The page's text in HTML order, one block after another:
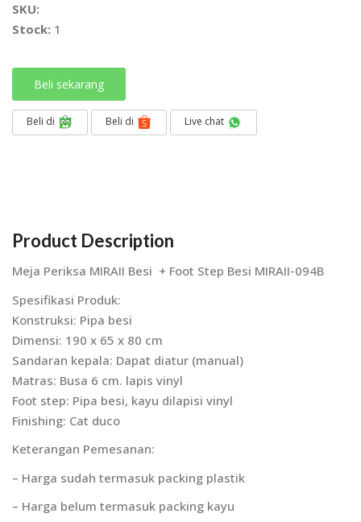
SKU:
Stock: 1
Beli sekarang
Beli di Beli di Live chat
Product Description
Meja Periksa MIRAII Besi + Foot Step Besi MIRAII-094B
Spesifikasi Produk:
Konstruksi: Pipa besi
Dimensi: 190 x 65 x 80 cm
Sandaran kepala: Dapat diatur (manual)
Matras: Busa 6 cm. lapis vinyl
Foot step: Pipa besi, kayu dilapisi vinyl
Finishing: Cat duco
Keterangan Pemesanan:
– Harga sudah termasuk packing plastik
– Harga belum termasuk packing kayu